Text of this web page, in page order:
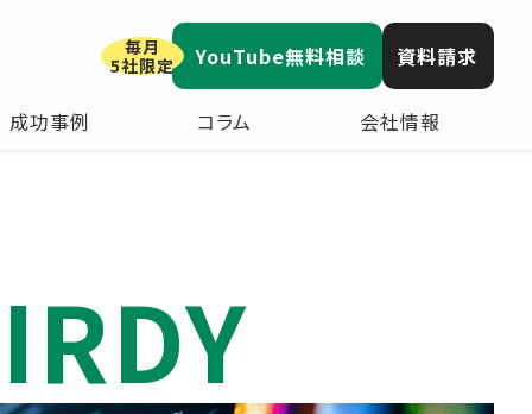
成功事例 コラム 会社情報
毎月
5社限定
YouTube無料相談 資料請求